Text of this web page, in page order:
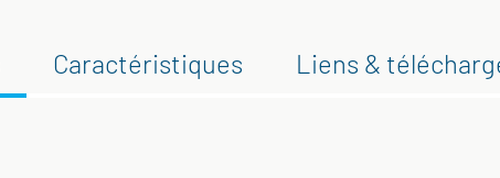
Caractéristiques Liens &